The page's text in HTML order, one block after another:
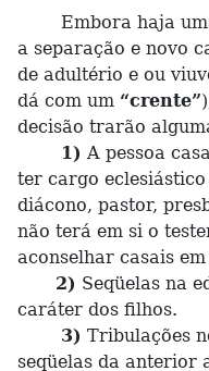
Embora haja
a separação e novo
de adultério e ou
dá com um “crente”
decisão trarão
1) A pessoa
ter cargo
diácono, pastor,
não terá em si o
aconselhar casais
2) Seqüelas na
caráter dos filhos.
3) Tribulações
seqüelas da anterior